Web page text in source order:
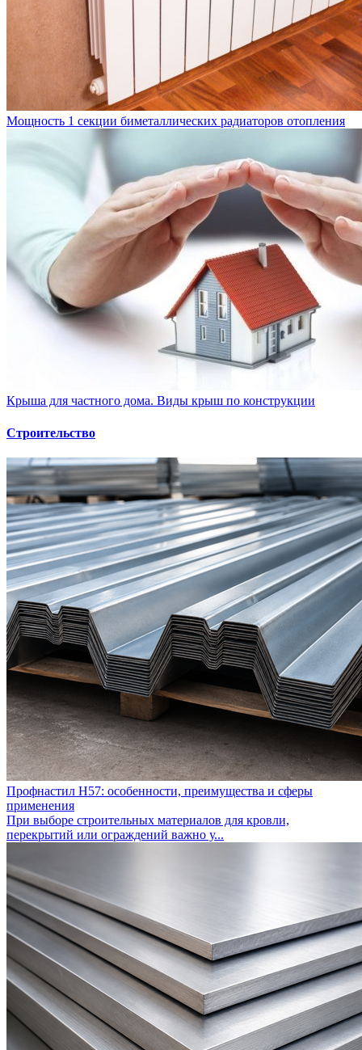
Мощность 1 секции биметаллических радиаторов отопления
Крыша для частного дома. Виды крыш по конструкции
Строительство
Профнастил Н57: особенности, преимущества и сферы
применения
При выборе строительных материалов для кровли,
перекрытий или ограждений важно у...